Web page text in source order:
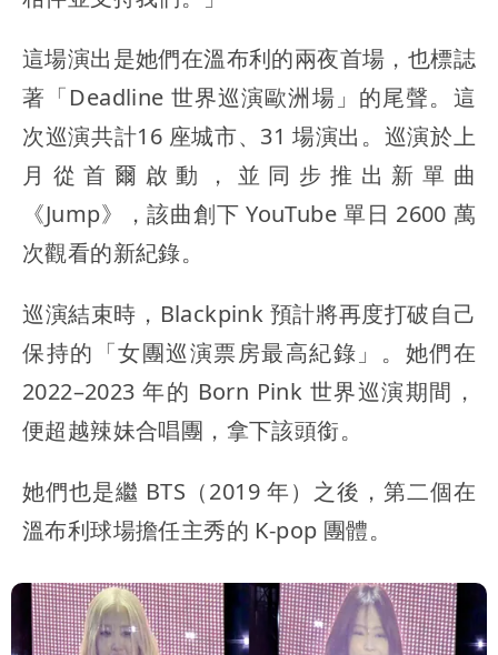
這場演出是她們在溫布利的兩夜首場，也標誌
著「Deadline 世界巡演歐洲場」的尾聲。這
次巡演共計16 座城市、31 場演出。巡演於上
月從首爾啟動，並同步推出新單曲
《Jump》，該曲創下 YouTube 單日 2600 萬
次觀看的新紀錄。
巡演結束時，Blackpink 預計將再度打破自己
保持的「女團巡演票房最高紀錄」。她們在
2022–2023 年的 Born Pink 世界巡演期間，
便超越辣妹合唱團，拿下該頭銜。
她們也是繼 BTS（2019 年）之後，第二個在
溫布利球場擔任主秀的 K-pop 團體。